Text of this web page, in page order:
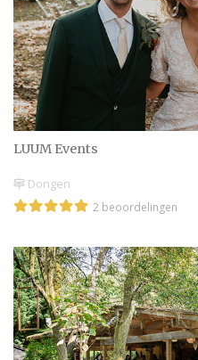
LUUM Events
Dongen
2 beoordelingen